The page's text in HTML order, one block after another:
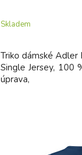
Skladem
Triko dámské Adler
Single Jersey, 100
úprava,